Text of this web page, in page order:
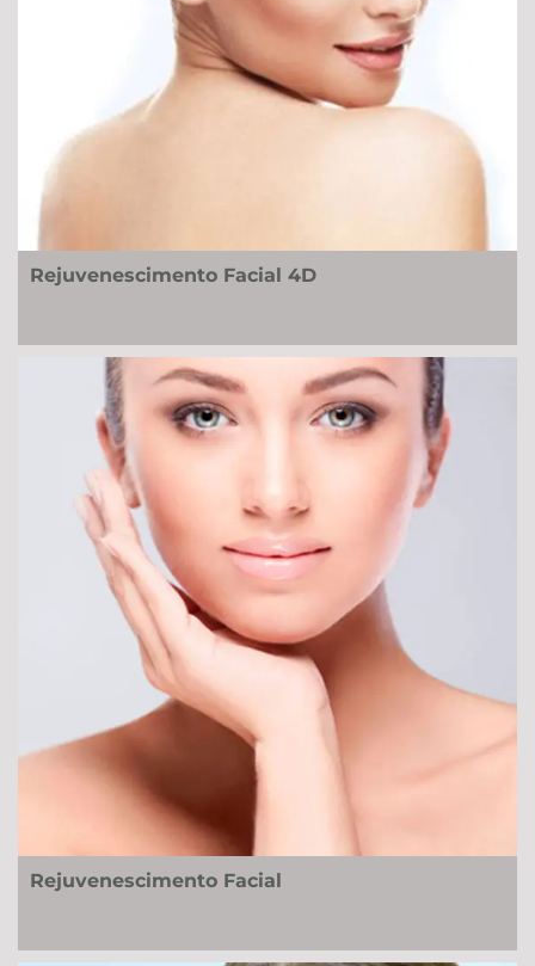
Rejuvenescimento Facial 4D
Rejuvenescimento Facial